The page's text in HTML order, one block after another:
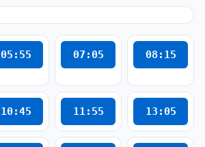
05:55 07:05 08:15
10:45 11:55 13:05